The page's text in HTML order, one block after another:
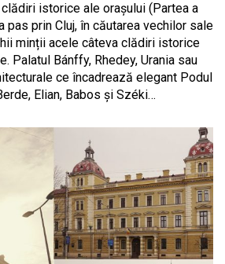
clădiri istorice ale orașului (Partea a
pas prin Cluj, în căutarea vechilor sale
minții acele câteva clădiri istorice
Palatul Bánffy, Rhedey, Urania sau
ce încadrează elegant Podul
Elian, Babos și Széki…